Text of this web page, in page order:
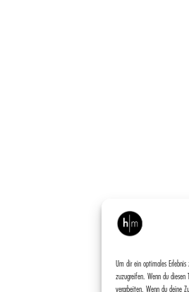
Um dir ein optimales
zuzugreifen. Wenn du diesen
verarbeiten. Wenn du deine